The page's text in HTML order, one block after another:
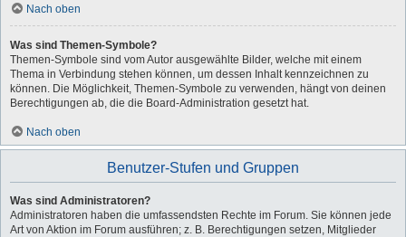
Nach oben
Was sind Themen-Symbole?
Themen-Symbole sind vom Autor ausgewählte Bilder, welche mit einem
Thema in Verbindung stehen können, um dessen Inhalt kennzeichnen zu
können. Die Möglichkeit, Themen-Symbole zu verwenden, hängt von deinen
Berechtigungen ab, die die Board-Administration gesetzt hat.
Nach oben
Benutzer-Stufen und Gruppen
Was sind Administratoren?
Administratoren haben die umfassendsten Rechte im Forum. Sie können jede
Art von Aktion im Forum ausführen; z. B. Berechtigungen setzen, Mitglieder